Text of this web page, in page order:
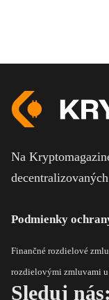
Na
Podmienky
Finančné rozdielové
rozdielovými zmluvami
Sleduj nás: